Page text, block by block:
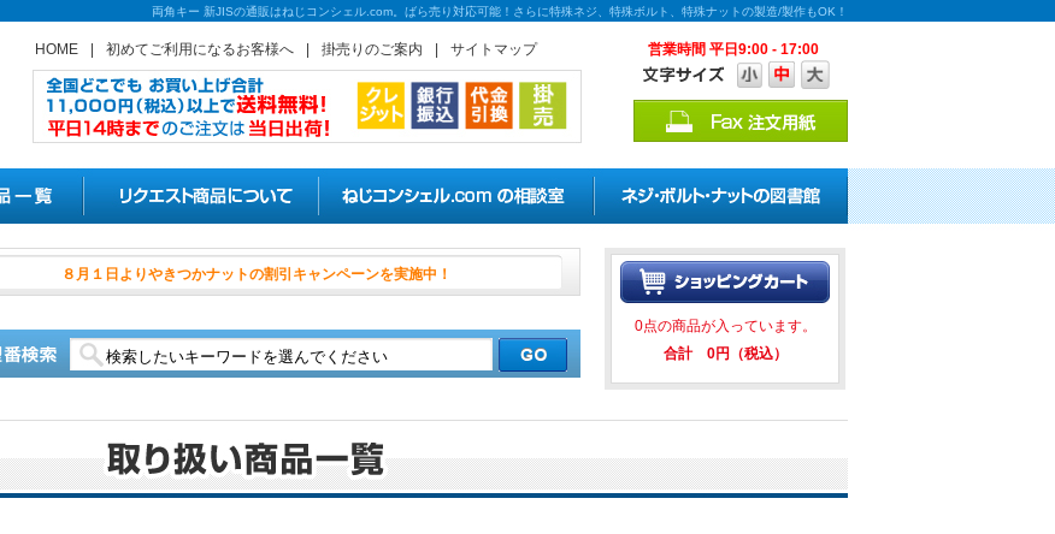
両角キー 新JISの通販はねじコンシェル.com。ばら売り対応可能！さらに特殊ネジ、特殊ボルト、特殊ナットの製造/製作もOK！
HOME 初めてご利用になるお客様へ 掛売りのご案内 サイトマップ 営業時間 平日9:00 - 17:00
８月１日よりやきつかナットの割引キャンペーンを実施中！
0点の商品が入っています。
合計 0円（税込）